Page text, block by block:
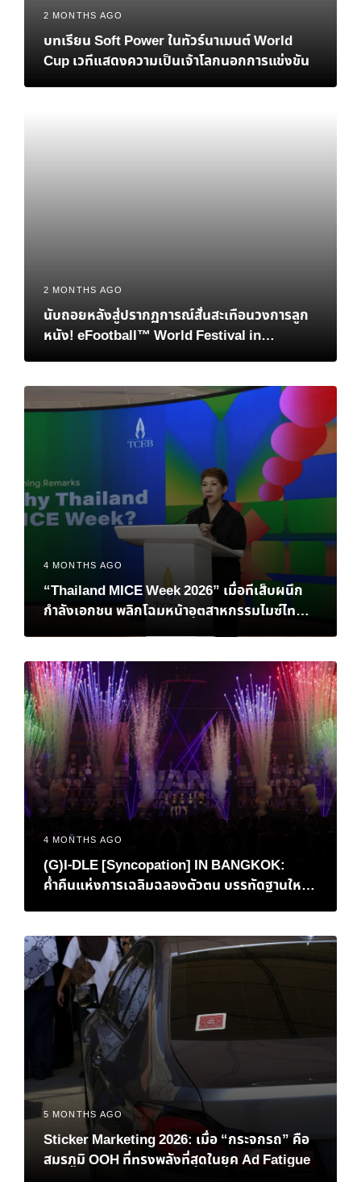
2 MONTHS AGO
บทเรียน Soft Power ในทัวร์นาเมนต์ World
Cup เวทีแสดงความเป็นเจ้าโลกนอกการแข่งขัน
2 MONTHS AGO
นับถอยหลังสู่ปรากฏการณ์สั่นสะเทือนวงการลูก
หนัง! eFootball™ World Festival in
Bangkok เมื่อตำนาน “เวย์น รูนีย์” และอนาคต
4 MONTHS AGO
“Thailand MICE Week 2026” เมื่อทีเส็บผนึก
กำลังเอกชน พลิกโฉมหน้าอุตสาหกรรมไมซ์ไทยสู่
เวทีโลก
4 MONTHS AGO
(G)I-DLE [Syncopation] IN BANGKOK:
ค่ำคืนแห่งการเฉลิมฉลองตัวตน บรรทัดฐานใหม่
5 MONTHS AGO
Sticker Marketing 2026: เมื่อ “กระจกรถ” คือ
สมรภูมิ OOH ที่ทรงพลังที่สุดในยุค Ad Fatigue